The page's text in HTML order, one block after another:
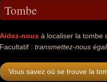
Tombe
Aidez-nous à localiser la tombe
Facultatif : transmettez-nous
Vous savez où se trouve la